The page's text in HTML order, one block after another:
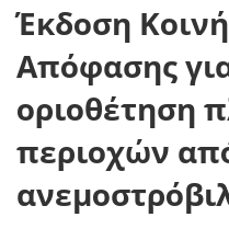
Έκδοση
Απόφασης
οριοθέτηση
περιοχών